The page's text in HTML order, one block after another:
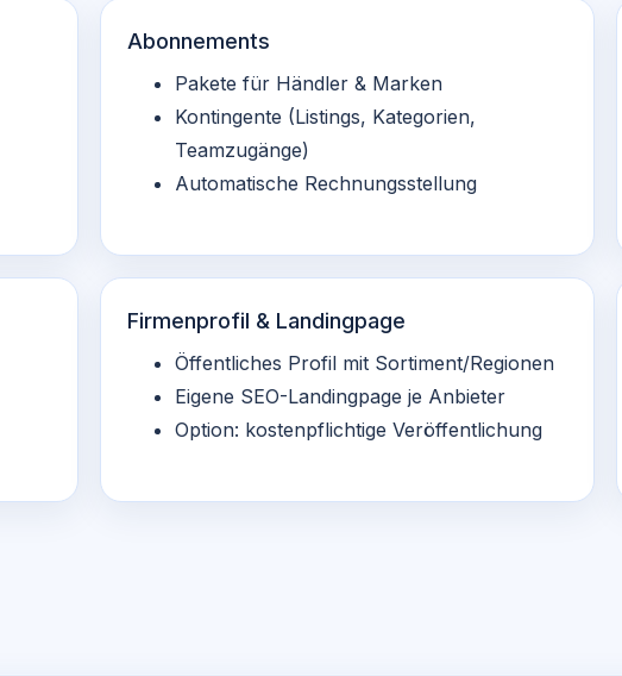
Abonnements
Pakete für Händler & Marken
Kontingente (Listings, Kategorien,
Teamzugänge)
Automatische Rechnungsstellung
Firmenprofil & Landingpage
Öffentliches Profil mit Sortiment/Regionen
Eigene SEO-Landingpage je Anbieter
Option: kostenpflichtige Veröffentlichung